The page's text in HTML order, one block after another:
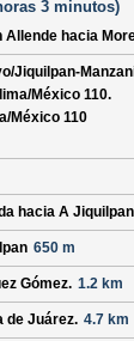
3 minutos)
Allende hacia
Jiquilpan-
México 110.
México 110
hacia A Jiquilpan
650 m
Gómez. 1.2 km
de Juárez. 4.7 km